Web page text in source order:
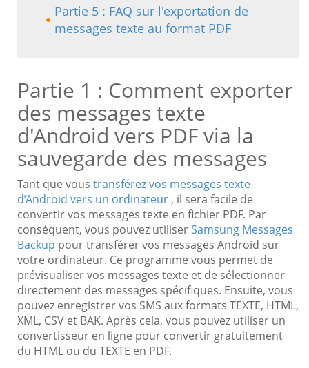
Partie 5 : FAQ sur l'exportation de
messages texte au format PDF
Partie 1 : Comment exporter
des messages texte
d'Android vers PDF via la
sauvegarde des messages
Tant que vous transférez vos messages texte
d’Android vers un ordinateur , il sera facile de
convertir vos messages texte en fichier PDF. Par
conséquent, vous pouvez utiliserSamsung Messages
Backup pour transférer vos messages Android sur
votre ordinateur. Ce programme vous permet de
prévisualiser vos messages texte et de sélectionner
directement des messages spécifiques. Ensuite, vous
pouvez enregistrer vos SMS aux formats TEXTE, HTML,
XML, CSV et BAK. Après cela, vous pouvez utiliser un
convertisseur en ligne pour convertir gratuitement
du HTML ou du TEXTE en PDF.